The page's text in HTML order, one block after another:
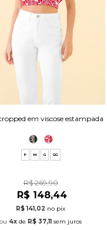
em viscose estampada
P M G GG
R$ 269,90
R$ 148,44
R$ 141,02 no pix
4x de R$ 37,11 sem juros